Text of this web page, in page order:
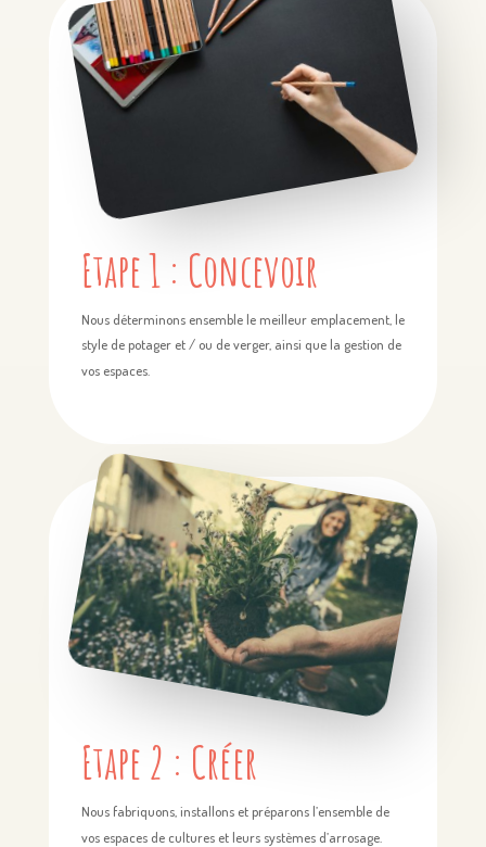
Etape 1 : Concevoir
Nous déterminons ensemble le meilleur emplacement, le
style de potager et / ou de verger, ainsi que la gestion de
vos espaces.
Etape 2 : Créer
Nous fabriquons, installons et préparons l’ensemble de
vos espaces de cultures et leurs systèmes d’arrosage.